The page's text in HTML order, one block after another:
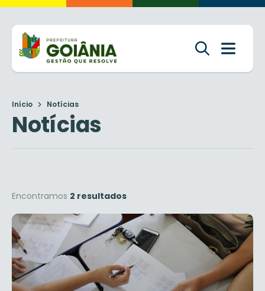
Início Notícias
Notícias
Encontramos 2 resultados